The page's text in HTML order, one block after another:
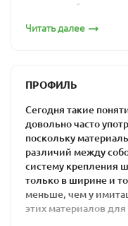
имитация бруса из
дома, полностью
бруса. При этом
среди владельцев
участков. Материал
доски из
фаску под углом 45°.
системе «шип-паз»,
режиме выполнять
Имитация
Читать далее
ПРОФИЛЬ
Сегодня такие
довольно часто
поскольку
различий между
систему крепления
только в ширине и
меньше, чем у
этих материалов для